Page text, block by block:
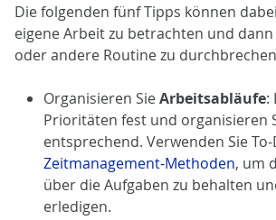
Die folgenden fünf Tipps können
eigene Arbeit zu betrachten und
oder andere Routine zu
Organisieren SieArbeitsabläufe:
Prioritäten fest und organisieren
entsprechend. Verwenden Sie
Zeitmanagement-Methoden, um
über die Aufgaben zu behalten
erledigen.